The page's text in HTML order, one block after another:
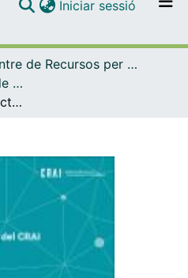
Navega per tot el DD
Com publicar
Iniciar sessió (current)
Centre de Recursos per a l'Aprenentatge i la Investigació (CRAI-UB) - Institucional
Aprenentatge en l'ús de serveis i recursos d'informació: tutorials i guies (CRAI-UB)
CRAI Unidad de Proyectos [texto]. Curso 2024-25